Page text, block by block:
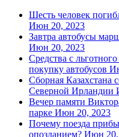
Шесть человек
Июн 20, 2023
Завтра автобусы
Июн 20, 2023
Средства с
покупку автобусов
Сборная Казахстана
Северной Ирландии
Вечер памяти
парке Июн 20, 2023
Почему поезда
опозданием? Июн 20,